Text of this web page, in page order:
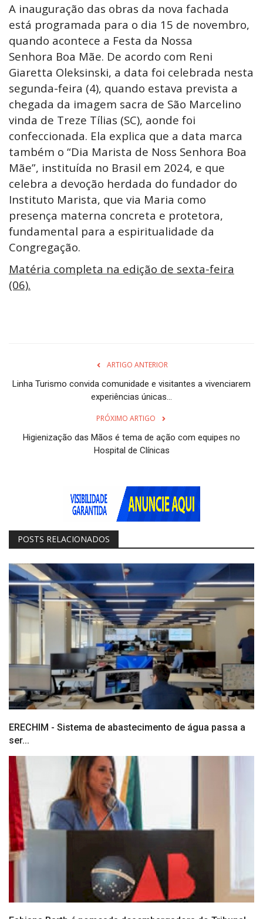
A inauguração das obras da nova fachada
está programada para o dia 15 de novembro,
quando acontece a Festa da Nossa
Senhora Boa Mãe. De acordo com Reni
Giaretta Oleksinski, a data foi celebrada nesta
segunda-feira (4), quando estava prevista a
chegada da imagem sacra de São Marcelino​
vinda de Treze Tílias (SC), aonde foi
confeccionada. Ela explica que a data marca
também o “Dia Marista de Noss Senhora Boa
Mãe”, instituída no Brasil em 202​4, e que
celebra a devoção herdada do fundador do
Instituto Marista, que via Maria como
presença materna concreta e protetora,
fundamental para a espiritualidade da
Congregação.
Matéria completa na edição de sexta-feira
(06).
ARTIGO ANTERIOR
Linha Turismo convida comunidade e visitantes a vivenciarem
experiências únicas...
PRÓXIMO ARTIGO
Higienização das Mãos é tema de ação com equipes no
Hospital de Clínicas
POSTS RELACIONADOS
ERECHIM - Sistema de abastecimento de água passa a
ser...